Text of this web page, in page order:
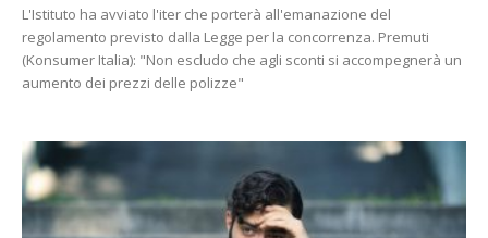
L'Istituto ha avviato l'iter che porterà all'emanazione del
regolamento previsto dalla Legge per la concorrenza. Premuti
(Konsumer Italia): "Non escludo che agli sconti si accompegnerà un
aumento dei prezzi delle polizze"